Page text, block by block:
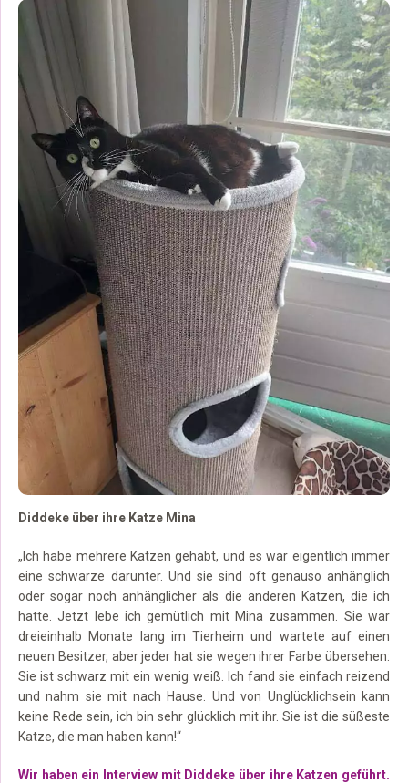
Diddeke über ihre Katze Mina
„Ich habe mehrere Katzen gehabt, und es war eigentlich immer
eine schwarze darunter. Und sie sind oft genauso anhänglich
oder sogar noch anhänglicher als die anderen Katzen, die ich
hatte. Jetzt lebe ich gemütlich mit Mina zusammen. Sie war
dreieinhalb Monate lang im Tierheim und wartete auf einen
neuen Besitzer, aber jeder hat sie wegen ihrer Farbe übersehen:
Sie ist schwarz mit ein wenig weiß. Ich fand sie einfach reizend
und nahm sie mit nach Hause. Und von Unglücklichsein kann
keine Rede sein, ich bin sehr glücklich mit ihr. Sie ist die süßeste
Katze, die man haben kann!“
Wir haben ein Interview mit Diddeke über ihre Katzen geführt.